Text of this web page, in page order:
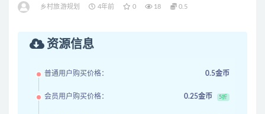
乡村旅游规划 4年前 0 18 0.5
资源信息
普通用户购买价格： 0.5金币
会员用户购买价格： 0.25金币 5折